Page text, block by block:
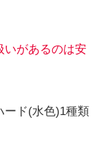
いがあるのは安
ード(水色)1種類